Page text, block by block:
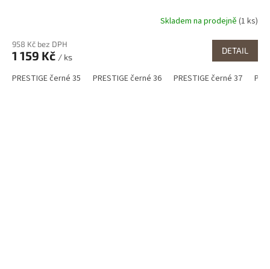
Skladem na prodejně (1 ks)
958 Kč bez DPH
1 159 Kč / ks
DETAIL
PRESTIGE černé 35 PRESTIGE černé 36 PRESTIGE černé 37